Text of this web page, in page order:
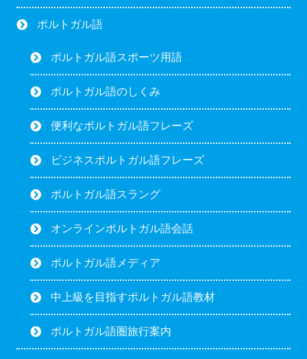
ポルトガル語
ポルトガル語スポーツ用語
ポルトガル語のしくみ
便利なポルトガル語フレーズ
ビジネスポルトガル語フレーズ
ポルトガル語スラング
オンラインポルトガル語会話
ポルトガル語メディア
中上級を目指すポルトガル語教材
ポルトガル語圏旅行案内